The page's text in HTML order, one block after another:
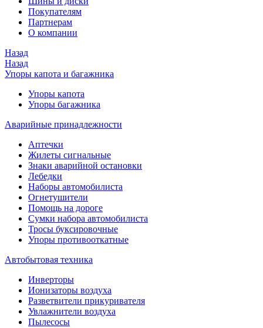
Покупателям
Партнерам
О компании
Назад
Назад
Упоры капота и багажника
Упоры капота
Упоры багажника
Аварийные принадлежности
Аптечки
Жилеты сигнальные
Знаки аварийной остановки
Лебедки
Наборы автомобилиста
Огнетушители
Помощь на дороге
Сумки набора автомобилиста
Тросы буксировочные
Упоры противооткатные
Автобытовая техника
Инверторы
Ионизаторы воздуха
Разветвители прикуривателя
Увлажнители воздуха
Пылесосы